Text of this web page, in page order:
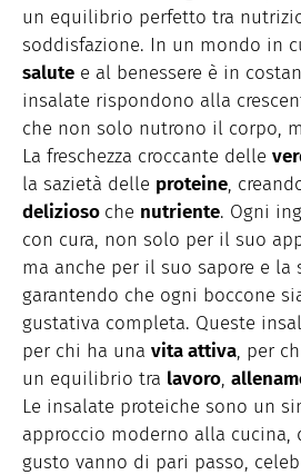
un equilibrio perfetto tra
soddisfazione. In un mondo in
salute e al benessere è in
insalate rispondono alla
che non solo nutrono il corpo,
La freschezza croccante delle
la sazietà delle proteine,
delizioso che nutriente. Ogni
con cura, non solo per il suo
ma anche per il suo sapore e la
garantendo che ogni boccone
gustativa completa. Queste
per chi ha una vita attiva, per
un equilibrio tra lavoro,
Le insalate proteiche sono un
approccio moderno alla cucina,
gusto vanno di pari passo,